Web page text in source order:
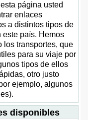
página usted
enlaces
a distintos tipos de
este país. Hemos
los transportes, que
para su viaje por
tipos de ellos
otro justo
ejemplo, algunos
disponibles